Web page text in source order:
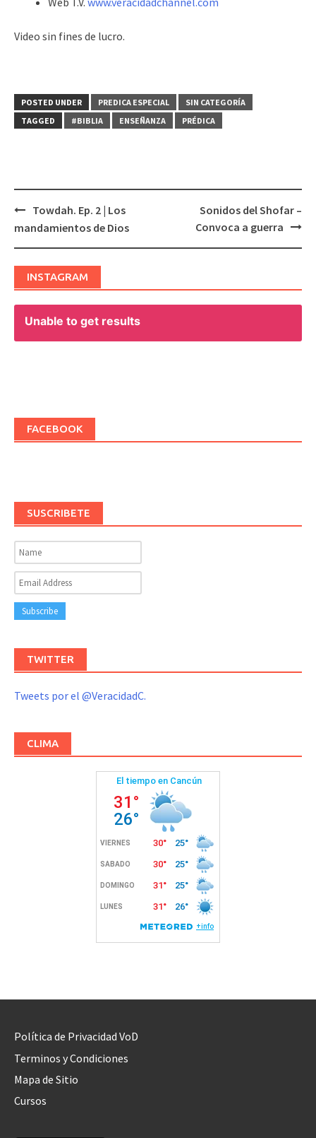
Video sin fines de lucro.
POSTED UNDER PREDICA ESPECIAL
SIN CATEGORÍA
TAGGED
#BIBLIA ENSEÑANZA PRÉDICA
Post
Towdah. Ep. 2 | Los
mandamientos de Dios
Sonidos del Shofar –
Convoca a guerra
INSTAGRAM
Unable to get results
FACEBOOK
SUSCRIBETE
TWITTER
Tweets por el @VeracidadC.
CLIMA
Política de Privacidad VoD
Terminos y Condiciones
Mapa de Sitio
Cursos